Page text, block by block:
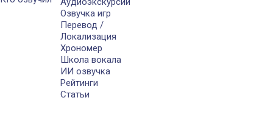
Озвучка игр
Перевод /
Локализация
Хрономер
Школа вокала
ИИ озвучка
Рейтинги
Статьи